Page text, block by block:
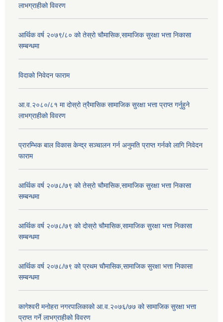
लाभग्राहीको विवरण
आर्थिक वर्ष २०७९/८० को तेस्रो चौमासिक,सामाजिक सुरक्षा भत्ता निकासा
सम्बन्धमा
विदाको निवेदन फाराम
आ.व.२०८०/८१ मा दोस्रो त्रैमासिक सामाजिक सुरक्षा भत्ता प्राप्त गर्नुहुने
लाभग्राहीको विवरण
प्रारम्भिक बाल विकास केन्द्र सञ्चालन गर्न अनुमति प्राप्त गर्नको लागि निवेदन
फाराम
आर्थिक वर्ष २०७८/७९ को तेस्रो चौमासिक,सामाजिक सुरक्षा भत्ता निकासा
सम्बन्धमा
आर्थिक वर्ष २०७८/७९ को दोस्रो चौमासिक,सामाजिक सुरक्षा भत्ता निकासा
सम्बन्धमा
आर्थिक वर्ष २०७८/७९ को प्रथम चौमासिक,सामाजिक सुरक्षा भत्ता निकासा
सम्बन्धमा
कागेश्वरी मनोहरा नगरपालिकाको आ.व.२०७६/७७ को सामाजिक सुरक्षा भत्ता
प्राप्त गर्ने लाभग्राहीको विवरण